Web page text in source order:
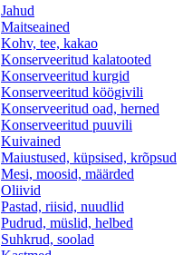
Jahud
Maitseained
Kohv, tee, kakao
Konserveeritud kalatooted
Konserveeritud kurgid
Konserveeritud köögivili
Konserveeritud oad, herned
Konserveeritud puuvili
Kuivained
Maiustused, küpsised, krõpsud
Mesi, moosid, määrded
Oliivid
Pastad, riisid, nuudlid
Pudrud, müslid, helbed
Suhkrud, soolad